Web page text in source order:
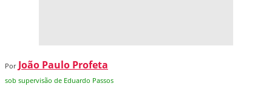
Por João Paulo Profeta
sob supervisão de Eduardo Passos